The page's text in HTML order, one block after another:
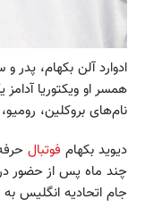
ادوارد آلن بکهام، پدر
همسر او ویکتوریا
نام‌های بروکلین،
دیوید بکهام فوتبال
چند ماه پس از حضور در
جام اتحادیه انگلیس